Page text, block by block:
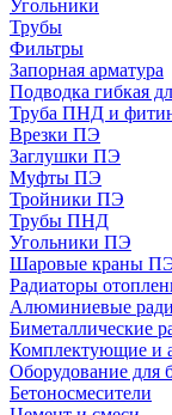
Угольники
Трубы
Фильтры
Запорная арматура
Подводка гибкая
Труба ПНД и
Врезки ПЭ
Заглушки ПЭ
Муфты ПЭ
Тройники ПЭ
Трубы ПНД
Угольники ПЭ
Шаровые краны
Радиаторы
Алюминиевые
Биметаллические
Комплектующие и
Оборудование для
Бетоносмесители